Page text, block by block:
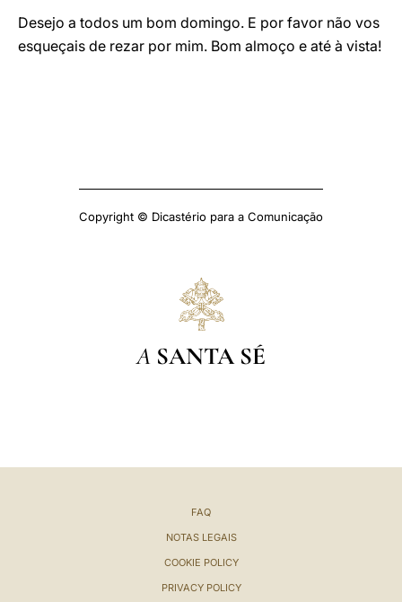
Desejo a todos um bom domingo. E por favor não vos
esqueçais de rezar por mim. Bom almoço e até à vista!
Copyright © Dicastério para a Comunicação
A SANTA SÉ
FAQ
NOTAS LEGAIS
COOKIE POLICY
PRIVACY POLICY